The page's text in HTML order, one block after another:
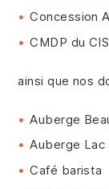
Concession
CMDP du
ainsi que nos
Auberge
Auberge Lac
Café barista